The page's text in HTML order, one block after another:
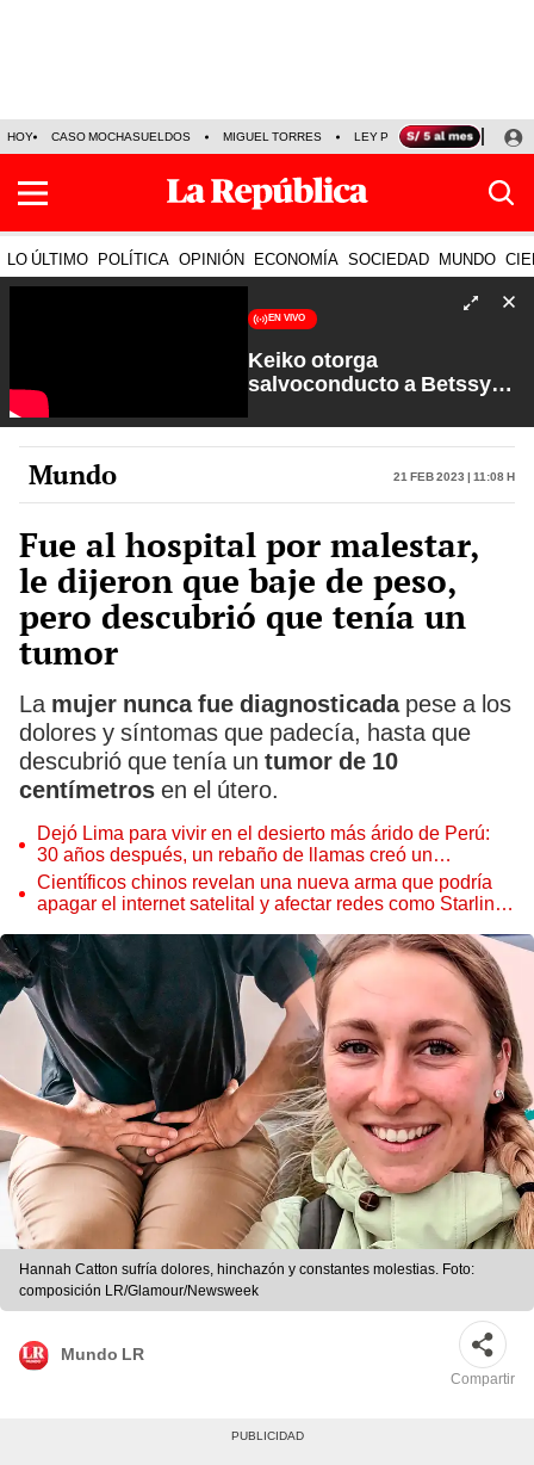
HOY CASO MOCHASUELDOS MIGUEL TORRES LEY PULPÍN PRECIO DEL
LO ÚLTIMO POLÍTICA OPINIÓN ECONOMÍA SOCIEDAD MUNDO
EN VIVO
Keiko otorga
salvoconducto a Betssy
Petroperú | Sin Guion con
Rosa María Palacios
Mundo 21 Feb 2023 | 11:08 h
Fue al hospital por malestar,
le dijeron que baje de peso,
pero descubrió que tenía un
tumor
La mujer nunca fue diagnosticadapese a los
dolores y síntomas que padecía, hasta que
descubrió que tenía un tumor de 10
centímetros en el útero.
Dejó Lima para vivir en el desierto más árido de Perú:
30 años después, un rebaño de llamas creó un
sorprendente ecosistema
Científicos chinos revelan una nueva arma que podría
apagar el internet satelital y afectar redes como Starlink
Hannah Catton sufría dolores, hinchazón y constantes molestias. Foto:
composición LR/Glamour/Newsweek
Mundo LR
Compartir